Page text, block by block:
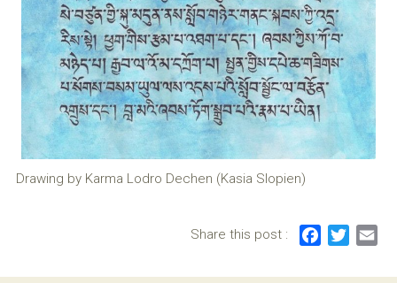
Drawing by Karma Lodro Dechen (Kasia Slopien)
Share this post :
c
i
a